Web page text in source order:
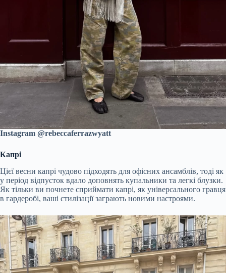
Instagram @rebeccaferrazwyatt
Капрі
Цієї весни капрі чудово підходять для офісних ансамблів, тоді як
у період відпусток вдало доповнять купальники та легкі блузки.
Як тільки ви почнете сприймати капрі, як універсального гравця
в гардеробі, ваші стилізації заграють новими настроями.